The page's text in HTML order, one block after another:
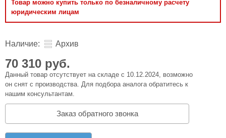
Товар можно купить только по безналичному расчету
юридическим лицам
Наличие: Архив
70 310 руб.
Данный товар отсутствует на складе с 10.12.2024, возможно
он снят с производства. Для подбора аналога обратитесь к
нашим консультантам.
Заказ обратного звонка